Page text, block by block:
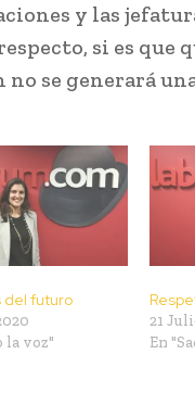
y las
si es que
no se generará
del futuro
la voz"
21
En